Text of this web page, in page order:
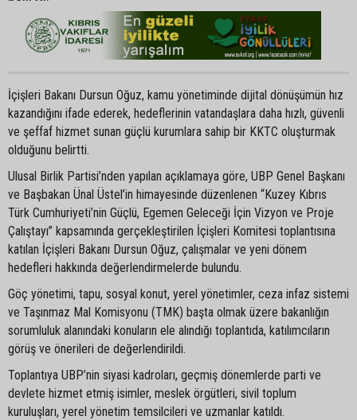
İçişleri Bakanı Dursun Oğuz, kamu yönetiminde dijital dönüşümün hız
kazandığını ifade ederek, hedeflerinin vatandaşlara daha hızlı, güvenli
ve şeffaf hizmet sunan güçlü kurumlara sahip bir KKTC oluşturmak
olduğunu belirtti.
Ulusal Birlik Partisi’nden yapılan açıklamaya göre, UBP Genel Başkanı
ve Başbakan Ünal Üstel’in himayesinde düzenlenen “Kuzey Kıbrıs
Türk Cumhuriyeti’nin Güçlü, Egemen Geleceği İçin Vizyon ve Proje
Çalıştayı” kapsamında gerçekleştirilen İçişleri Komitesi toplantısına
katılan İçişleri Bakanı Dursun Oğuz, çalışmalar ve yeni dönem
hedefleri hakkında değerlendirmelerde bulundu.
Göç yönetimi, tapu, sosyal konut, yerel yönetimler, ceza infaz sistemi
ve Taşınmaz Mal Komisyonu (TMK) başta olmak üzere bakanlığın
sorumluluk alanındaki konuların ele alındığı toplantıda, katılımcıların
görüş ve önerileri de değerlendirildi.
Toplantıya UBP’nin siyasi kadroları, geçmiş dönemlerde parti ve
devlete hizmet etmiş isimler, meslek örgütleri, sivil toplum
kuruluşları, yerel yönetim temsilcileri ve uzmanlar katıldı.